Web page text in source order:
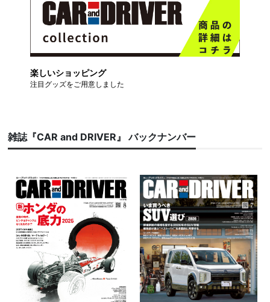
楽しいショッピング
注目グッズをご用意しました
雑誌『CAR and DRIVER』 バックナンバー